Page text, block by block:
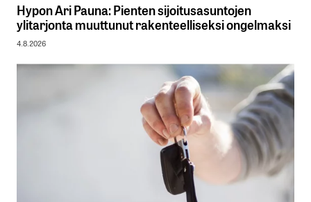
Hypon Ari Pauna: Pienten sijoitusasuntojen
ylitarjonta muuttunut rakenteelliseksi ongelmaksi
4.8.2026